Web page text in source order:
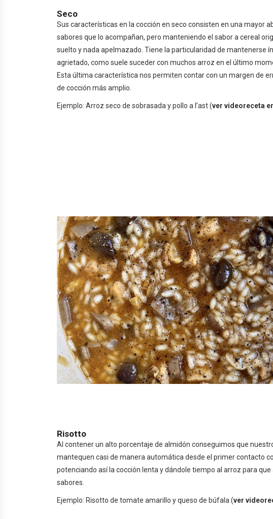
Seco
Sus características en la cocción en seco consisten en una mayor
sabores que lo acompañan, pero manteniendo el sabor a cereal
suelto y nada apelmazado. Tiene la particularidad de mantenerse
agrietado, como suele suceder con muchos arroz en el último
Esta última característica nos permiten contar con un margen de
de cocción más amplio.
Ejemplo: Arroz seco de sobrasada y pollo a l’ast (ver videoreceta
Risotto
Al contener un alto porcentaje de almidón conseguimos que
mantequen casi de manera automática desde el primer contacto
potenciando así la cocción lenta y dándole tiempo al arroz para
sabores.
Ejemplo: Risotto de tomate amarillo y queso de búfala (ver